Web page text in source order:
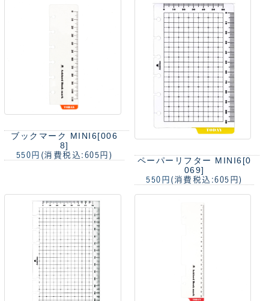
ブックマーク MINI6[006
8]
550円 (消費税込:605円)
ペーパーリフター MINI6[0
069]
550円 (消費税込:605円)